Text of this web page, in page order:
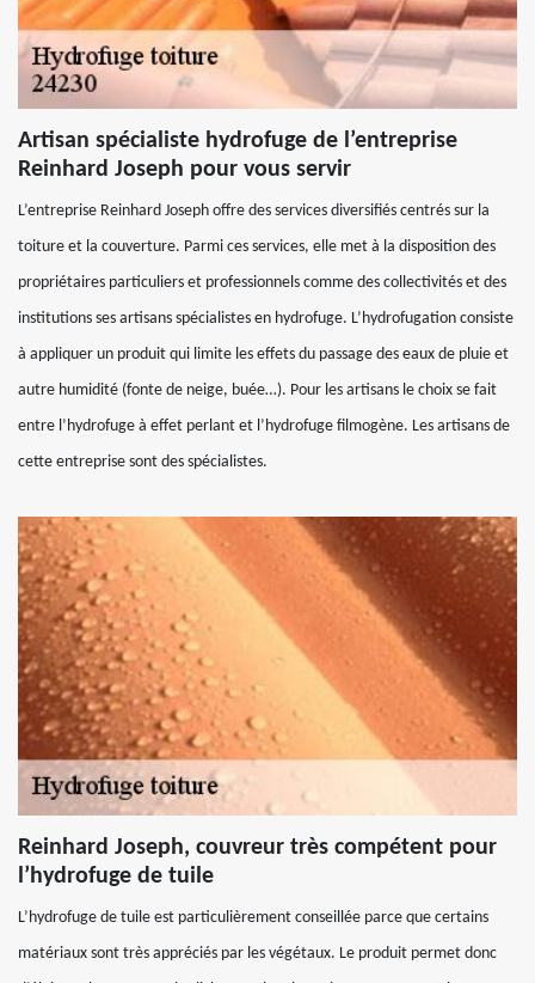
Artisan spécialiste hydrofuge de l’entreprise
Reinhard Joseph pour vous servir
L’entreprise Reinhard Joseph offre des services diversifiés centrés sur la
toiture et la couverture. Parmi ces services, elle met à la disposition des
propriétaires particuliers et professionnels comme des collectivités et des
institutions ses artisans spécialistes en hydrofuge. L’hydrofugation consiste
à appliquer un produit qui limite les effets du passage des eaux de pluie et
autre humidité (fonte de neige, buée…). Pour les artisans le choix se fait
entre l’hydrofuge à effet perlant et l’hydrofuge filmogène. Les artisans de
cette entreprise sont des spécialistes.
Reinhard Joseph, couvreur très compétent pour
l’hydrofuge de tuile
L’hydrofuge de tuile est particulièrement conseillée parce que certains
matériaux sont très appréciés par les végétaux. Le produit permet donc